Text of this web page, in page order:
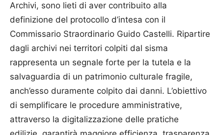
Archivi, sono lieti di aver contribuito alla
definizione del protocollo d’intesa con il
Commissario Straordinario Guido Castelli. Ripartire
dagli archivi nei territori colpiti dal sisma
rappresenta un segnale forte per la tutela e la
salvaguardia di un patrimonio culturale fragile,
anch’esso duramente colpito dai danni. L’obiettivo
di semplificare le procedure amministrative,
attraverso la digitalizzazione delle pratiche